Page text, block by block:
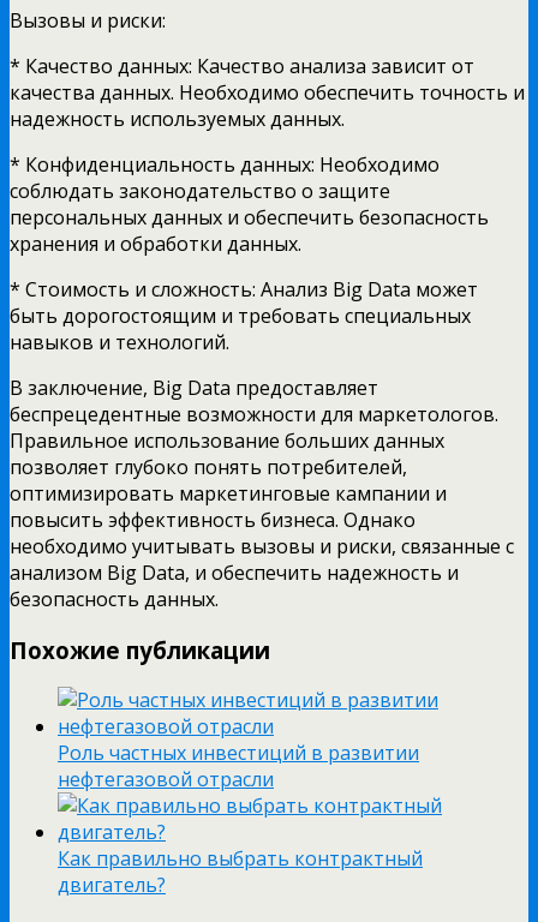
Вызовы и риски:
* Качество данных: Качество анализа зависит от
качества данных. Необходимо обеспечить точность и
надежность используемых данных.
* Конфиденциальность данных: Необходимо
соблюдать законодательство о защите
персональных данных и обеспечить безопасность
хранения и обработки данных.
* Стоимость и сложность: Анализ Big Data может
быть дорогостоящим и требовать специальных
навыков и технологий.
В заключение, Big Data предоставляет
беспрецедентные возможности для маркетологов.
Правильное использование больших данных
позволяет глубоко понять потребителей,
оптимизировать маркетинговые кампании и
повысить эффективность бизнеса. Однако
необходимо учитывать вызовы и риски, связанные с
анализом Big Data, и обеспечить надежность и
безопасность данных.
Похожие публикации
Роль частных инвестиций в развитии
нефтегазовой отрасли
Как правильно выбрать контрактный
двигатель?